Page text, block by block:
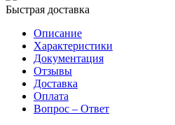
Быстрая доставка
Описание
Характеристики
Документация
Отзывы
Доставка
Оплата
Вопрос – Ответ